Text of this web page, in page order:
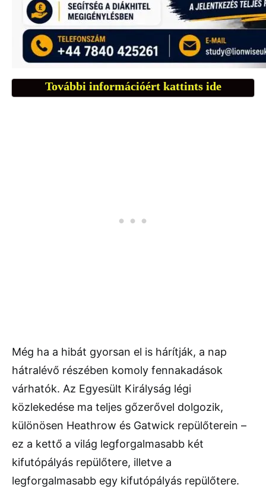
További információért kattints ide
Még ha a hibát gyorsan el is hárítják, a nap
hátralévő részében komoly fennakadások
várhatók. Az Egyesült Királyság légi
közlekedése ma teljes gőzerővel dolgozik,
különösen Heathrow és Gatwick repülőterein –
ez a kettő a világ legforgalmasabb két
kifutópályás repülőtere, illetve a
legforgalmasabb egy kifutópályás repülőtere.